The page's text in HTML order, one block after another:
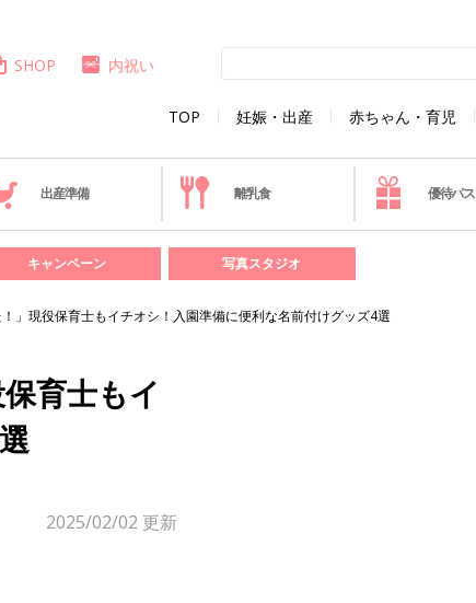
TOP 妊娠・出産 赤ちゃん・育児
SHOP 内祝い
出産準備 離乳食 優待パス
キャンペーン 写真スタジオ
」現役保育士もイチオシ！入園準備に便利な名前付けグッズ4選
育士もイ
2025/02/02 更新